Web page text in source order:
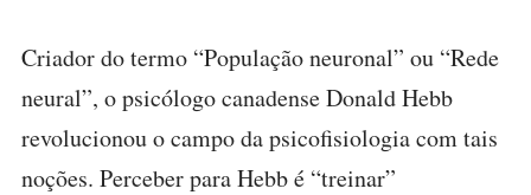
Criador do termo “População neuronal” ou “Rede
neural”, o psicólogo canadense Donald Hebb
revolucionou o campo da psicofisiologia com tais
noções. Perceber para Hebb é “treinar”